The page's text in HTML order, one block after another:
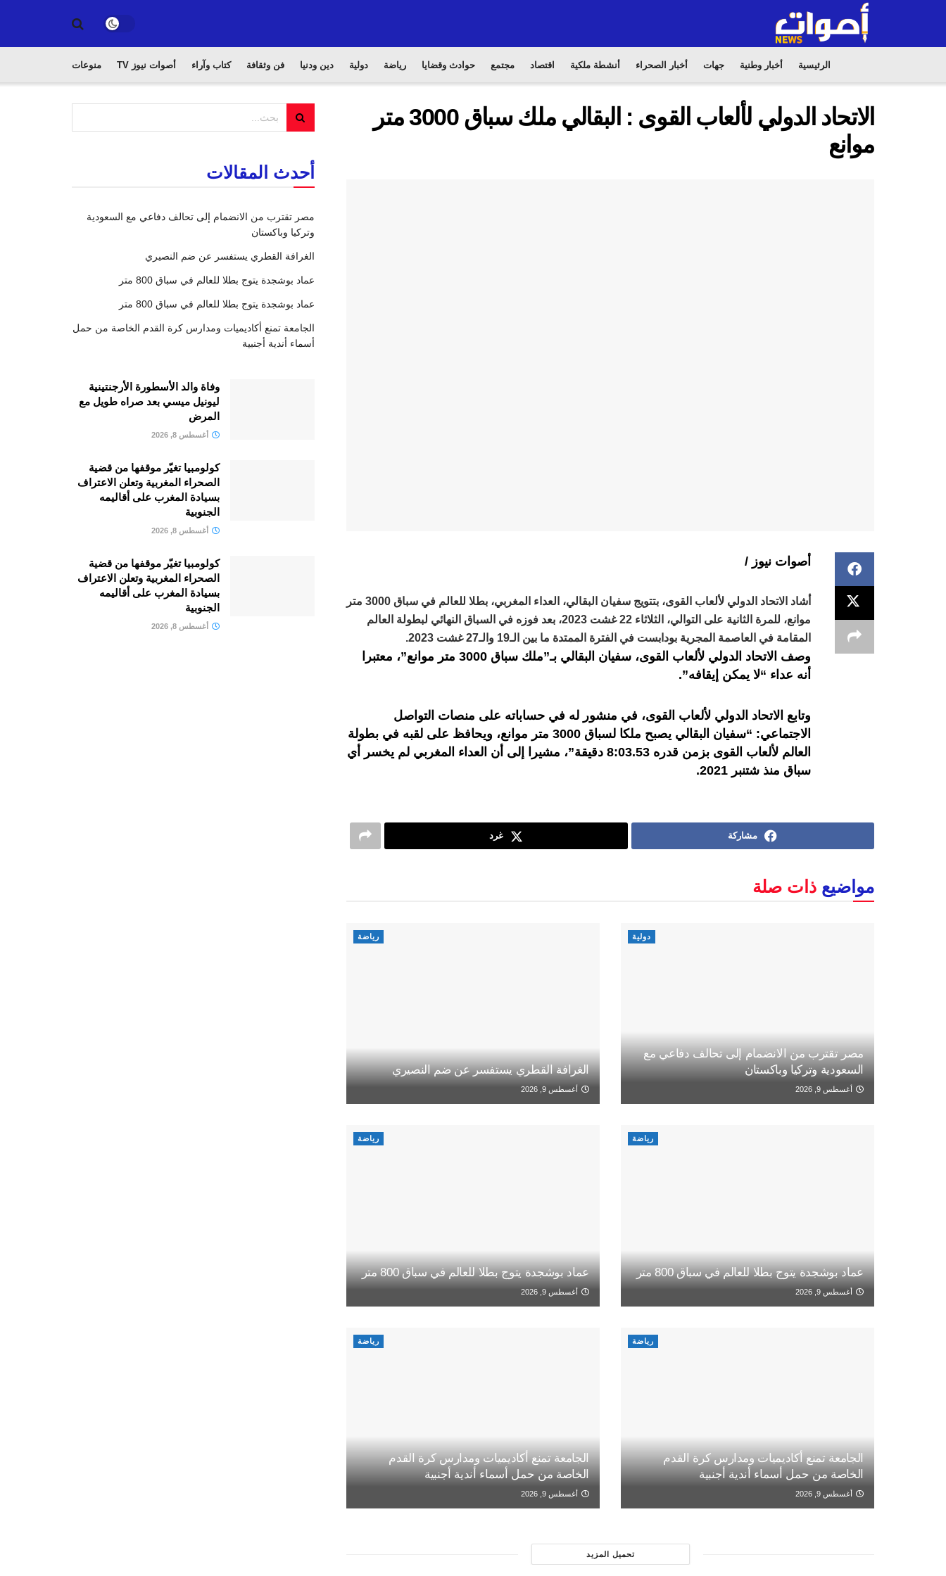
الرئيسية أخبار وطنية جهات أخبار الصحراء أنشطة ملكية اقتصاد مجتمع حوادث وقضايا رياضة دولية دين ودنيا فن وثقافة كتاب وآراء أصوات نيوز TV منوعات
الاتحاد الدولي لألعاب القوى : البقالي ملك سباق 3000 متر
موانع
أصوات نيوز /
أشاد الاتحاد الدولي لألعاب القوى، بتتويج سفيان البقالي، العداء المغربي، بطلا للعالم في سباق 3000 متر
موانع، للمرة الثانية على التوالي، الثلاثاء 22 غشت 2023، بعد فوزه في السباق النهائي لبطولة العالم
المقامة في العاصمة المجرية بودابست في الفترة الممتدة ما بين الـ19 والـ27 غشت 2023.
وصف الاتحاد الدولي لألعاب القوى، سفيان البقالي بـ”ملك سباق 3000 متر موانع”، معتبرا
أنه عداء “لا يمكن إيقافه”.
وتابع الاتحاد الدولي لألعاب القوى، في منشور له في حساباته على منصات التواصل
الاجتماعي: “سفيان البقالي يصبح ملكا لسباق 3000 متر موانع، ويحافظ على لقبه في بطولة
العالم لألعاب القوى بزمن قدره 8:03.53 دقيقة”، مشيرا إلى أن العداء المغربي لم يخسر أي
سباق منذ شتنبر 2021.
مشاركة غرد
مواضيع ذات صلة
دولية
مصر تقترب من الانضمام إلى تحالف دفاعي مع
السعودية وتركيا وباكستان
أغسطس 9, 2026
رياضة
الغرافة القطري يستفسر عن ضم النصيري
أغسطس 9, 2026
رياضة
عماد بوشجدة يتوج بطلا للعالم في سباق 800 متر
أغسطس 9, 2026
رياضة
عماد بوشجدة يتوج بطلا للعالم في سباق 800 متر
أغسطس 9, 2026
رياضة
الجامعة تمنع أكاديميات ومدارس كرة القدم
الخاصة من حمل أسماء أندية أجنبية
أغسطس 9, 2026
رياضة
الجامعة تمنع أكاديميات ومدارس كرة القدم
الخاصة من حمل أسماء أندية أجنبية
أغسطس 9, 2026
تحميل المزيد
أحدث المقالات
مصر تقترب من الانضمام إلى تحالف دفاعي مع السعودية
وتركيا وباكستان
الغرافة القطري يستفسر عن ضم النصيري
عماد بوشجدة يتوج بطلا للعالم في سباق 800 متر
عماد بوشجدة يتوج بطلا للعالم في سباق 800 متر
الجامعة تمنع أكاديميات ومدارس كرة القدم الخاصة من حمل
أسماء أندية أجنبية
وفاة والد الأسطورة الأرجنتينية
ليونيل ميسي بعد صراه طويل مع
المرض
أغسطس 8, 2026
كولومبيا تغيّر موقفها من قضية
الصحراء المغربية وتعلن الاعتراف
بسيادة المغرب على أقاليمه
الجنوبية
أغسطس 8, 2026
كولومبيا تغيّر موقفها من قضية
الصحراء المغربية وتعلن الاعتراف
بسيادة المغرب على أقاليمه
الجنوبية
أغسطس 8, 2026